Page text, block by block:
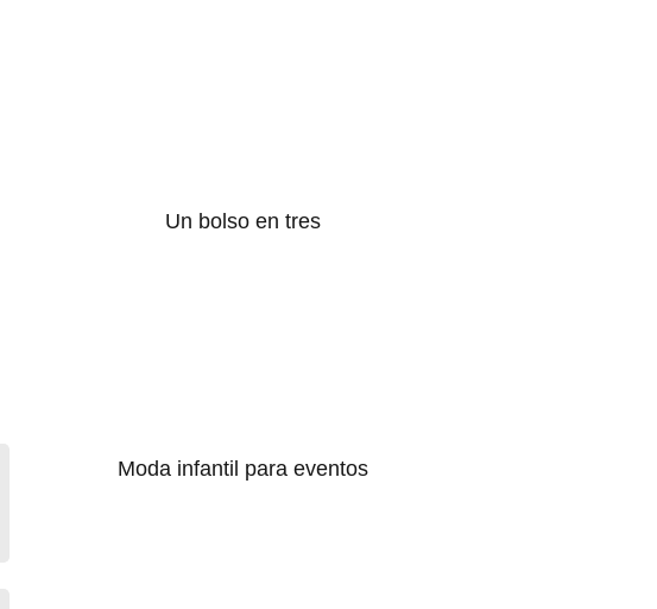
Un bolso en tres
Moda infantil para eventos